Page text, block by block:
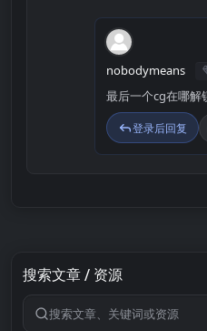
N
nobodymeans
最后一个cg在哪解
登录后回复
搜索文章 / 资源
搜索关键词